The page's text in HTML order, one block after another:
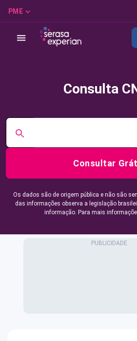
PME
Consulta
Consultar
Os dados são de origem pública e não são
das informações observa a legislação
informação. Para mais